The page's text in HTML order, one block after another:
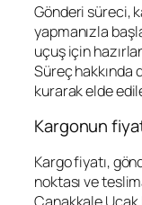
Gönderi süreci,
yapmanızla
uçuş için
Süreç hakkında
kurarak elde
Kargonun
Kargo fiyatı,
noktası ve
Çanakkale Uçak